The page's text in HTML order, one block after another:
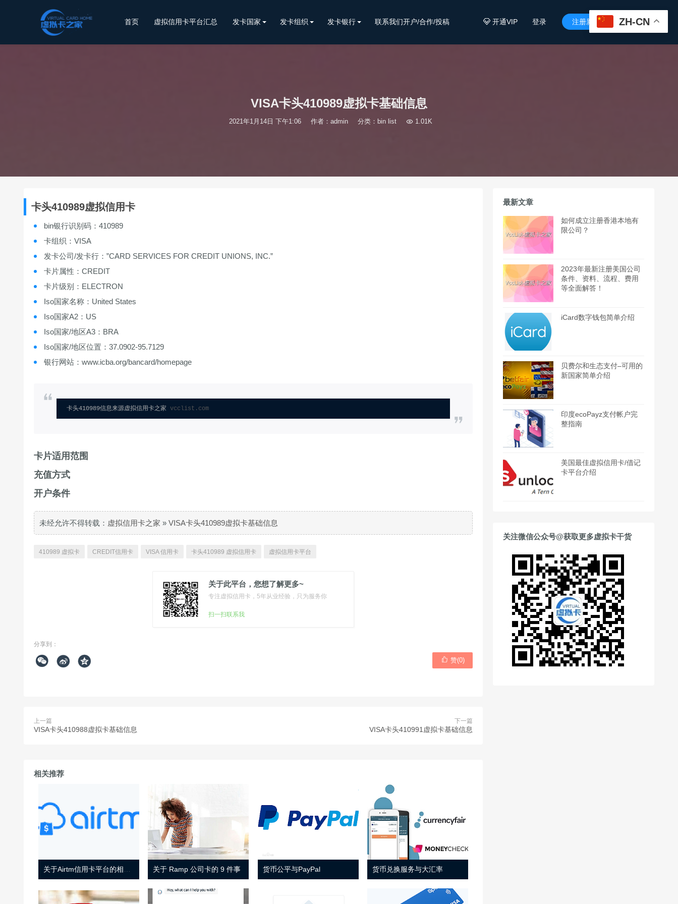
开通VIP 登录 注册新用户 
首页 虚拟信用卡平台汇总 发卡国家 发卡组织 发卡银行 联系我们开户/合作/投稿
VISA卡头410989虚拟卡基础信息
2021年1月14日 下午1:06 作者：admin 分类： bin list 1.01K
卡头410989虚拟信用卡
bin银行识别码：410989
卡组织：VISA
发卡公司/发卡行：”CARD SERVICES FOR CREDIT UNIONS, INC.”
卡片属性：CREDIT
卡片级别：ELECTRON
Iso国家名称：United States
Iso国家A2：US
Iso国家/地区A3：BRA
Iso国家/地区位置：37.0902-95.7129
银行网站：www.icba.org/bancard/homepage
卡头410989信息来源虚拟信用卡之家 vcclist.com
卡片适用范围
充值方式
开户条件
未经允许不得转载： 虚拟信用卡之家 » VISA卡头410989虚拟卡基础信息
410989 虚拟卡 CREDIT信用卡 VISA 信用卡 卡头410989 虚拟信用卡 虚拟信用卡平台
关于此平台，您想了解更多~
专注虚拟信用卡，5年从业经验，只为服务你
扫一扫联系我
分享到：
    赞(0)
上一篇
VISA卡头410988虚拟卡基础信息
下一篇
VISA卡头410991虚拟卡基础信息
相关推荐
关于 Ramp 公司卡的 9 件事 货币公平与PayPal 货币兑换服务与大汇率
最新文章
如何成立注册香港本地有
限公司？
2023年最新注册美国公司
条件、资料、流程、费用
等全面解答！
iCard数字钱包简单介绍
贝费尔和生态支付–可用的
新国家简单介绍
印度ecoPayz支付帐户完
整指南
美国最佳虚拟信用卡/借记
卡平台介绍
关注微信公众号@获取更多虚拟卡干货
ZH-CN